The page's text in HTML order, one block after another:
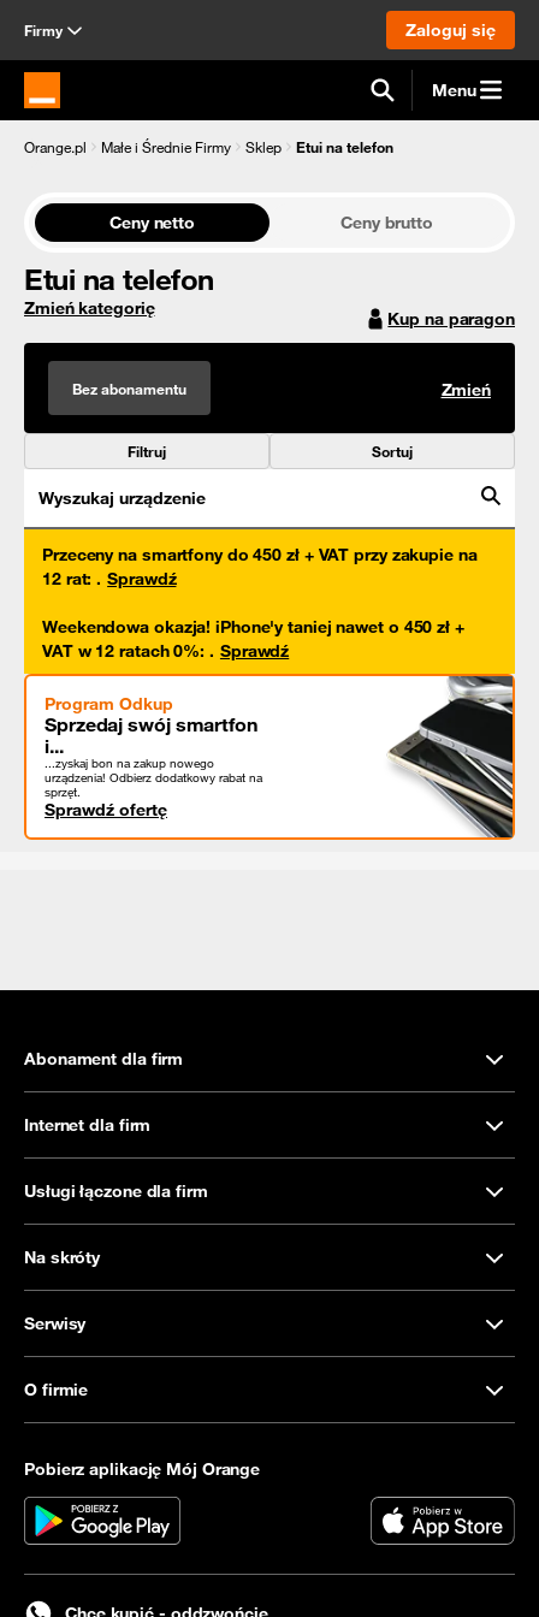
Firmy Zaloguj się
Strona główna Orange.pl Menu
Orange.pl Małe i Średnie Firmy Sklep Etui na telefon
Ceny netto Ceny brutto
Etui na telefon
Zmień kategorię Kup na paragon
Bez abonamentu Zmień
Filtruj Sortuj
Wyszukaj urządzenie
Przeceny na smartfony do 450 zł + VAT przy zakupie na
12 rat: . Sprawdź
Weekendowa okazja! iPhone'y taniej nawet o 450 zł +
VAT w 12 ratach 0%: . Sprawdź
Program Odkup
Sprzedaj swój smartfon
i...
...zyskaj bon na zakup nowego
urządzenia! Odbierz dodatkowy rabat na
sprzęt.
Sprawdź ofertę
Abonament dla firm
Internet dla firm
Usługi łączone dla firm
Na skróty
Serwisy
O firmie
Pobierz aplikację Mój Orange